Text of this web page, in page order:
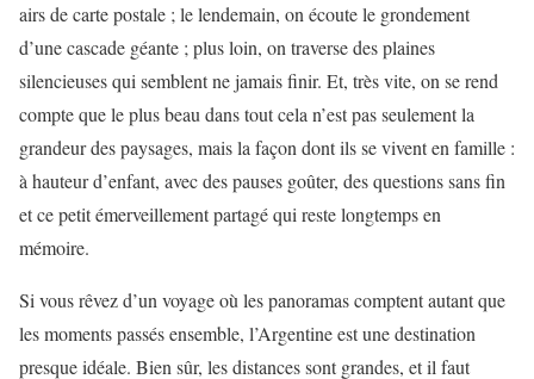
airs de carte postale ; le lendemain, on écoute le grondement
d’une cascade géante ; plus loin, on traverse des plaines
silencieuses qui semblent ne jamais finir. Et, très vite, on se rend
compte que le plus beau dans tout cela n’est pas seulement la
grandeur des paysages, mais la façon dont ils se vivent en famille :
à hauteur d’enfant, avec des pauses goûter, des questions sans fin
et ce petit émerveillement partagé qui reste longtemps en
mémoire.
Si vous rêvez d’un voyage où les panoramas comptent autant que
les moments passés ensemble, l’Argentine est une destination
presque idéale. Bien sûr, les distances sont grandes, et il faut